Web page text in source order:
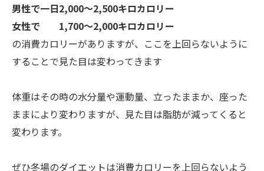
男性で一日2,000～2,500キロカロリー
女性で 1,700～2,000キロカロリー
の消費カロリーがありますが、ここを上回らないように
することで見た目は変わってきます
体重はその時の水分量や運動量、立ったままか、座った
ままにより変わりますが、見た目は脂肪が減ってくると
変わります。
ぜひ冬場のダイエットは消費カロリーを上回らないよう